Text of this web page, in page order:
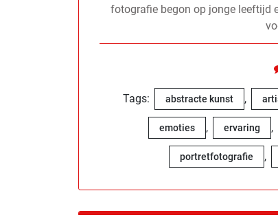
fotografie begon op jonge leeftijd
Tags: abstracte kunst ,
emoties , ervaring ,
portretfotografie ,